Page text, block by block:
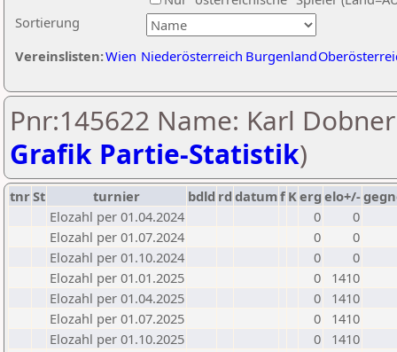
Sortierung
Vereinslisten:Wien Niederösterreich Burgenland
Pnr:145622 Name: Karl
Grafik Partie-Statistik)
tnrSt turnier bdld rd datumf Kerg elo+/-
Elozahl per 01.04.2024
0
0
Elozahl per 01.07.2024
0
0
Elozahl per 01.10.2024
0
0
Elozahl per 01.01.2025
0
1410
Elozahl per 01.04.2025
0
1410
Elozahl per 01.07.2025
0
1410
Elozahl per 01.10.2025
0
1410